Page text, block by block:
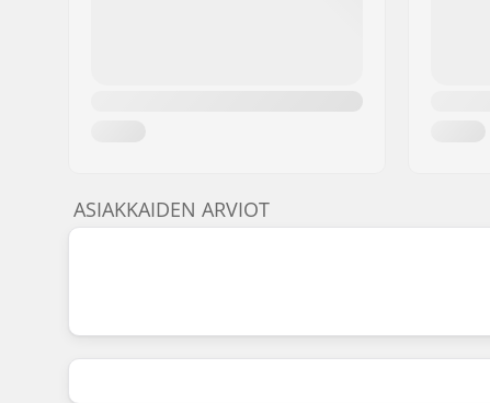
ASIAKKAIDEN ARVIOT